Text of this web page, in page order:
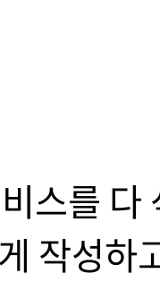
스를
작성하